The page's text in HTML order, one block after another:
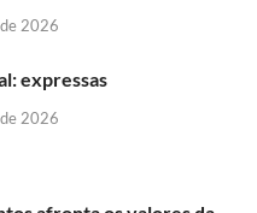
2026
expressas
2026